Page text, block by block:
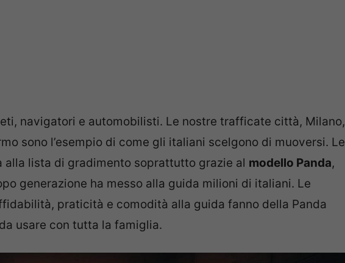
navigatori e automobilisti. Le nostre trafficate città, Milano,
sono l’esempio di come gli italiani scelgono di muoversi. Le
alla lista di gradimento soprattutto grazie al modello Panda,
generazione ha messo alla guida milioni di italiani. Le
praticità e comodità alla guida fanno della Panda
usare con tutta la famiglia.